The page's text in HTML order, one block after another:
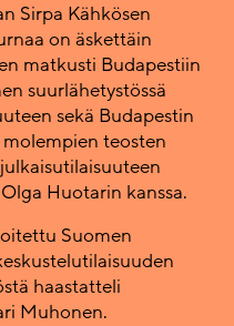
Sirpa Kähkösen
on äskettäin
matkusti Budapestiin
suurlähetystössä
sekä Budapestin
teosten
Huotarin kanssa.
Suomen
haastatteli
Muhonen.